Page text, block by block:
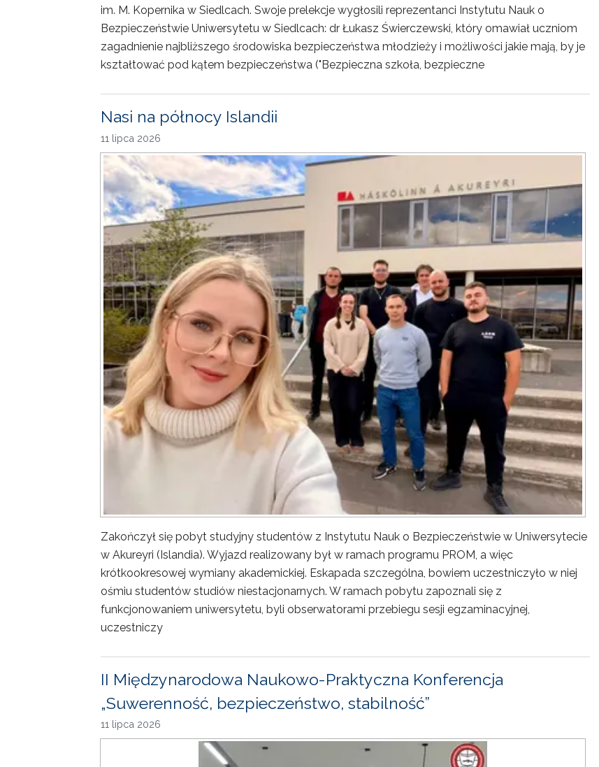
im. M. Kopernika w Siedlcach. Swoje prelekcje wygłosili reprezentanci Instytutu Nauk o
Bezpieczeństwie Uniwersytetu w Siedlcach: dr Łukasz Świerczewski, który omawiał uczniom
zagadnienie najbliższego środowiska bezpieczeństwa młodzieży i możliwości jakie mają, by je
kształtować pod kątem bezpieczeństwa ("Bezpieczna szkoła, bezpieczne
Nasi na północy Islandii
11 lipca 2026
Zakończył się pobyt studyjny studentów z Instytutu Nauk o Bezpieczeństwie w Uniwersytecie
w Akureyri (Islandia). Wyjazd realizowany był w ramach programu PROM, a więc
krótkookresowej wymiany akademickiej. Eskapada szczególna, bowiem uczestniczyło w niej
ośmiu studentów studiów niestacjonarnych. W ramach pobytu zapoznali się z
funkcjonowaniem uniwersytetu, byli obserwatorami przebiegu sesji egzaminacyjnej,
uczestniczy
II Międzynarodowa Naukowo-Praktyczna Konferencja
„Suwerenność, bezpieczeństwo, stabilność”
11 lipca 2026